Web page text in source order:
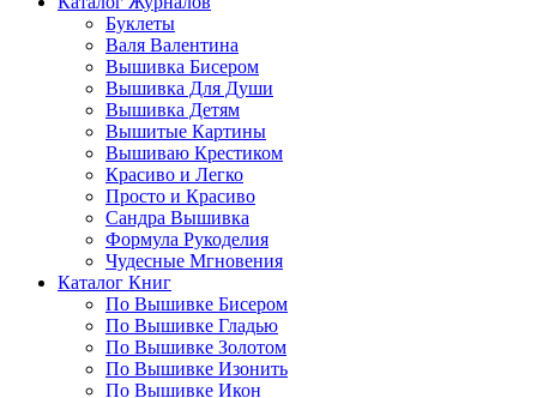
Буклеты
Валя Валентина
Вышивка Бисером
Вышивка Для Души
Вышивка Детям
Вышитые Картины
Вышиваю Крестиком
Красиво и Легко
Просто и Красиво
Сандра Вышивка
Формула Рукоделия
Чудесные Мгновения
Каталог Книг
По Вышивке Бисером
По Вышивке Гладью
По Вышивке Золотом
По Вышивке Изонить
По Вышивке Икон